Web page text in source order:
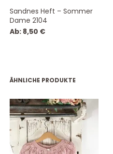
Sandnes Heft – Sommer
Dame 2104
Ab: 8,50 €
ÄHNLICHE PRODUKTE